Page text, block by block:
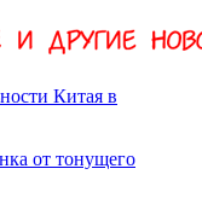
Китая в
от тонущего